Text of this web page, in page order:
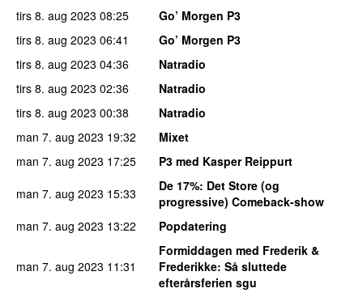
tirs 8. aug 2023 08:25
Go’ Morgen P3
tirs 8. aug 2023 06:41
Go’ Morgen P3
tirs 8. aug 2023 04:36
Natradio
tirs 8. aug 2023 02:36
Natradio
tirs 8. aug 2023 00:38
Natradio
man 7. aug 2023 19:32
Mixet
man 7. aug 2023 17:25
P3 med Kasper Reippurt
man 7. aug 2023 15:33 De 17%: Det Store (og
progressive) Comeback-show
man 7. aug 2023 13:22 Popdatering
man 7. aug 2023 11:31
Formiddagen med Frederik &
Frederikke: Så sluttede
efterårsferien sgu